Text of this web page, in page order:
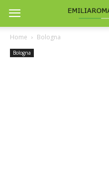
Home Bologna
Bologna